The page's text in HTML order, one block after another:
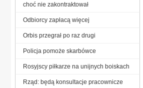
choć nie zakontraktował
Odbiorcy zapłacą więcej
Orbis przegrał po raz drugi
Policja pomoże skarbówce
Rosyjscy piłkarze na unijnych boiskach
Rząd: będą konsultacje pracownicze